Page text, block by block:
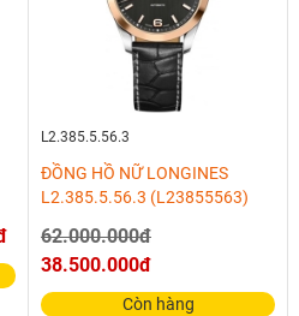
L2.385.5.56.3
ĐỒNG HỒ NỮ LONGINES
L2.385.5.56.3 (L23855563)
62.000.000đ
38.500.000đ
Còn hàng